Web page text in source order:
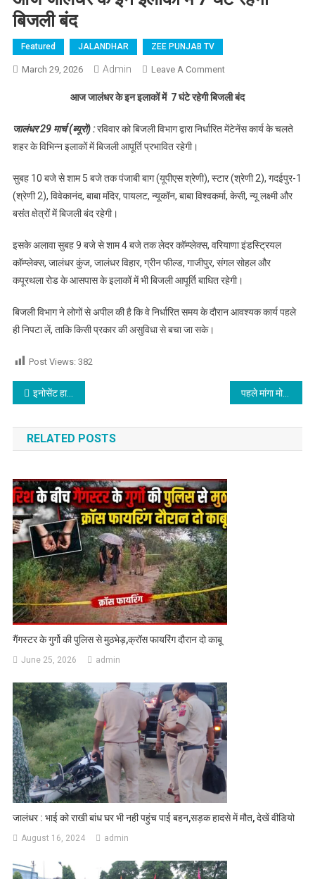
बिजली बंद
Featured JALANDHAR ZEE PUNJAB TV
March 29, 2026 Admin Leave A CommentOn आज जालंधर के इन
बिजली बंद
आज जालंधर के इन इलाकों में 7 घंटे रहेगी बिजली बंद
जालंधर 29 मार्च (ब्यूरो) :रविवार को बिजली विभाग द्वारा निर्धारित मेंटेनेंस कार्य के चलते
शहर के विभिन्न इलाकों में बिजली आपूर्ति प्रभावित रहेगी।
सुबह 10 बजे से शाम 5 बजे तक पंजाबी बाग (यूपीएस श्रेणी), स्टार (श्रेणी 2), गदईपुर-1
(श्रेणी 2), विवेकानंद, बाबा मंदिर, पायलट, न्यूकॉन, बाबा विश्वकर्मा, केसी, न्यू लक्ष्मी और
बसंत क्षेत्रों में बिजली बंद रहेगी।
इसके अलावा सुबह 9 बजे से शाम 4 बजे तक लेदर कॉम्प्लेक्स, वरियाणा इंडस्ट्रियल
कॉम्प्लेक्स, जालंधर कुंज, जालंधर विहार, ग्रीन फील्ड, गाजीपुर, संगल सोहल और
कपूरथला रोड के आसपास के इलाकों में भी बिजली आपूर्ति बाधित रहेगी।
बिजली विभाग ने लोगों से अपील की है कि वे निर्धारित समय के दौरान आवश्यक कार्य पहले
ही निपटा लें, ताकि किसी प्रकार की असुविधा से बचा जा सके।
Post Views: 382
Post navigation
इनोसेंट हार्ट्स स्कूल में ‘दिशा’- एन इनिशिएटिव के तहत ‘टीचर एनरिचमेंट सैशन” का आयोजन पहले मांगा मोबाइल फिर लेकर हुआ फरार, युवक को घसीटता ले गया आरोपी
RELATED POSTS
गैंगस्टर के गुर्गो की पुलिस से मुठभेड़,क्रॉस फायरिंग दौरान दो काबू
June 25, 2026 admin
जालंधर : भाई को राखी बांध घर भी नही पहुंच पाई बहन,सड़क हादसे में मौत, देखें वीडियो
August 16, 2024 admin